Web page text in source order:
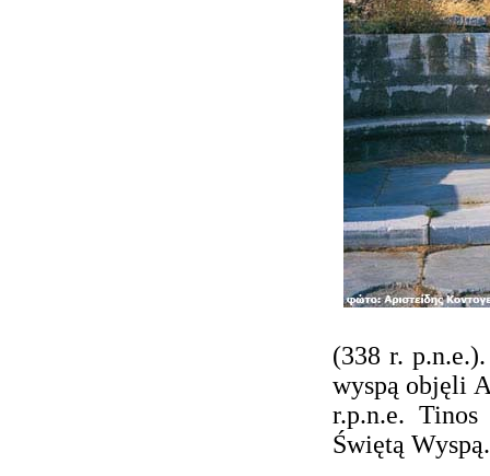
(338 r.
wyspą objęli
r.p.n.e.
Świętą Wyspą.